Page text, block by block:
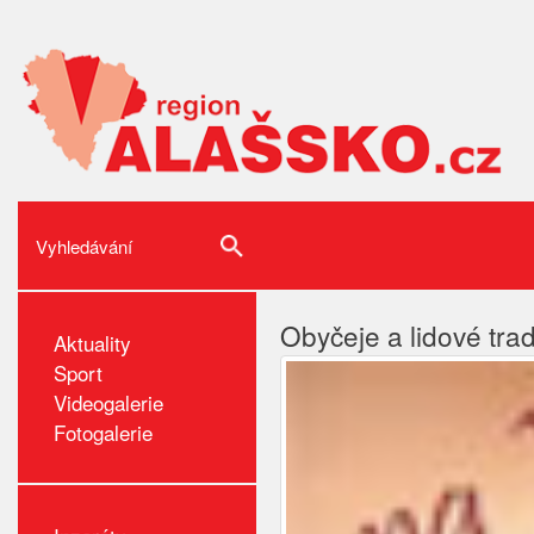
Aktuality
Sport
Videogalerie
Fotogalerie
Obyčeje a lidové